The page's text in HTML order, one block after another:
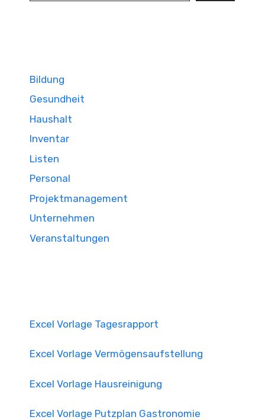
Bildung
Gesundheit
Haushalt
Inventar
Listen
Personal
Projektmanagement
Unternehmen
Veranstaltungen
Excel Vorlage Tagesrapport
Excel Vorlage Vermögensaufstellung
Excel Vorlage Hausreinigung
Excel Vorlage Putzplan Gastronomie